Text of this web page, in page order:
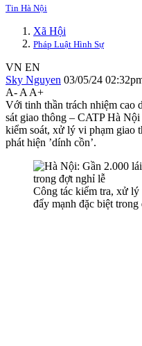
Tin Hà Nội
Xã Hội
Pháp Luật Hình Sự
VN EN
Sky Nguyen 03/05/24
A- A A+
Với tinh thần trách nhiệm cao
sát giao thông – CATP Hà
kiểm soát, xử lý vi phạm giao
phát hiện ’dính cồn’.
Công tác kiểm tra, xử
đẩy mạnh đặc biệt